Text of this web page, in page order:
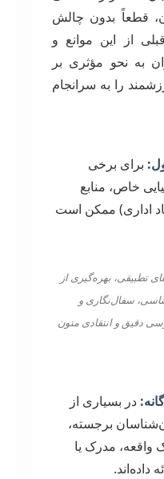
قطعاً بدون چالش
از این موانع و
به نحو مؤثری بر
را به سرانجام
برای برخی
خاص، منابع
اداری) ممکن است
تطبیقی، بهره‌گیری از
سفال‌نگاری و
دقیق و انتقادی متون
در بسیاری از
برجسته،
واقعه، مدرک یا
داده‌اند.